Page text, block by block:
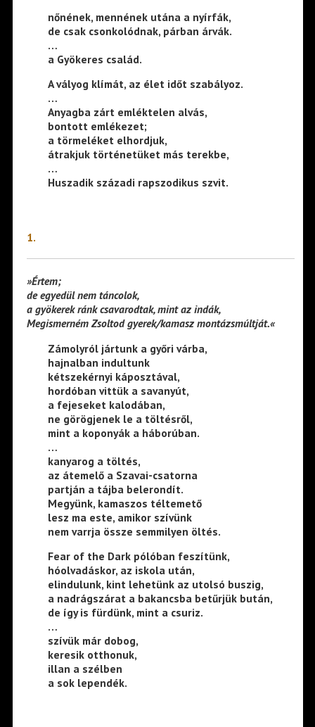
nőnének, mennének utána a nyírfák,
de csak csonkolódnak, párban árvák.
…
a Gyökeres család.
A vályog klímát, az élet időt szabályoz.
…
Anyagba zárt emléktelen alvás,
bontott emlékezet;
a törmeléket elhordjuk,
átrakjuk történetüket más terekbe,
…
Huszadik századi rapszodikus szvit.
1.
»Értem;
de egyedül nem táncolok,
a gyökerek ránk csavarodtak, mint az indák,
Megismerném Zsoltod gyerek/kamasz montázsmúltját.«
Zámolyról jártunk a győri várba,
hajnalban indultunk
kétszekérnyi káposztával,
hordóban vittük a savanyút,
a fejeseket kalodában,
ne görögjenek le a töltésről,
mint a koponyák a háborúban.
…
kanyarog a töltés,
az átemelő a Szavai-csatorna
partján a tájba belerondít.
Megyünk, kamaszos téltemető
lesz ma este, amikor szívünk
nem varrja össze semmilyen öltés.
Fear of the Dark pólóban feszítünk,
hóolvadáskor, az iskola után,
elindulunk, kint lehetünk az utolsó buszig,
a nadrágszárat a bakancsba betűrjük bután,
de így is fürdünk, mint a csuriz.
…
szívük már dobog,
keresik otthonuk,
illan a szélben
a sok lependék.